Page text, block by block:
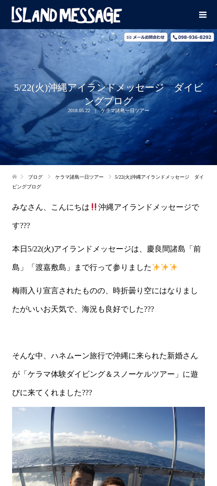
5/22(火)沖縄アイランドメッセージ ダイビ
ングブログ
2018.05.22 ケラマ諸島一日ツアー
ブログ ケラマ諸島一日ツアー
5/22(火)沖縄アイランドメッセージ ダイ
ビングブログ
みなさん、こんにちは 沖縄アイランドメッセージで
す???
本日5/22(火)アイランドメッセージは、慶良間諸島「前
島」「渡嘉敷島」まで行って参りました
梅雨入り宣言されたものの、時折曇り空にはなりまし
たがいいお天気で、海況も良好でした???
そんな中、ハネムーン旅行で沖縄に来られた新婚さん
が「ケラマ体験ダイビング＆スノーケルツアー」に遊
びに来てくれました???